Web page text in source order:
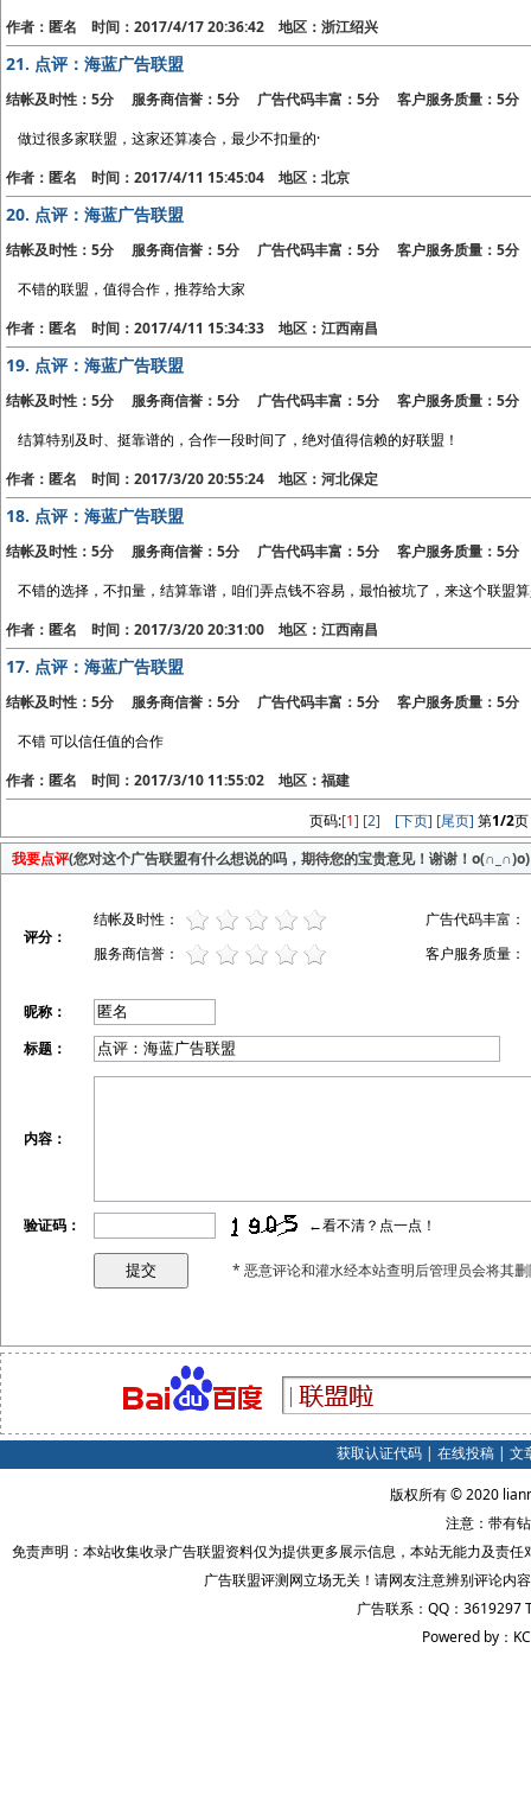
作者：匿名 时间：2017/4/17 20:36:42 地区：浙江绍兴
21. 点评：海蓝广告联盟
结帐及时性：5分 服务商信誉：5分 广告代码丰富：5分 客户服务质量：5分
做过很多家联盟，这家还算凑合，最少不扣量的·
作者：匿名 时间：2017/4/11 15:45:04 地区：北京
20. 点评：海蓝广告联盟
结帐及时性：5分 服务商信誉：5分 广告代码丰富：5分 客户服务质量：5分
不错的联盟，值得合作，推荐给大家
作者：匿名 时间：2017/4/11 15:34:33 地区：江西南昌
19. 点评：海蓝广告联盟
结帐及时性：5分 服务商信誉：5分 广告代码丰富：5分 客户服务质量：5分
结算特别及时、挺靠谱的，合作一段时间了，绝对值得信赖的好联盟！
作者：匿名 时间：2017/3/20 20:55:24 地区：河北保定
18. 点评：海蓝广告联盟
结帐及时性：5分 服务商信誉：5分 广告代码丰富：5分 客户服务质量：5分
不错的选择，不扣量，结算靠谱，咱们弄点钱不容易，最怕被坑了，来这个联盟
作者：匿名 时间：2017/3/20 20:31:00 地区：江西南昌
17. 点评：海蓝广告联盟
结帐及时性：5分 服务商信誉：5分 广告代码丰富：5分 客户服务质量：5分
不错 可以信任值的合作
作者：匿名 时间：2017/3/10 11:55:02 地区：福建
页码:[1] [2] [下页] [尾页] 第1/2
我要点评(您对这个广告联盟有什么想说的吗，期待您的宝贵意见！谢谢！o(∩_∩)o)
评分：
结帐及时性：
广告代码丰富：
服务商信誉：
客户服务质量：
昵称：
标题：
内容：
验证码： ←看不清？点一点！
* 恶意评论和灌水经本站查明后管理员会将其
获取认证代码| 在线投稿| 文
版权所有 © 2020
注意：带有
免责声明：本站收集收录广告联盟资料仅为提供更多展示信息，本站无能力及责
广告联盟评测网立场无关！请网友注意辨别评论内
广告联系：QQ：3619297
Powered by：